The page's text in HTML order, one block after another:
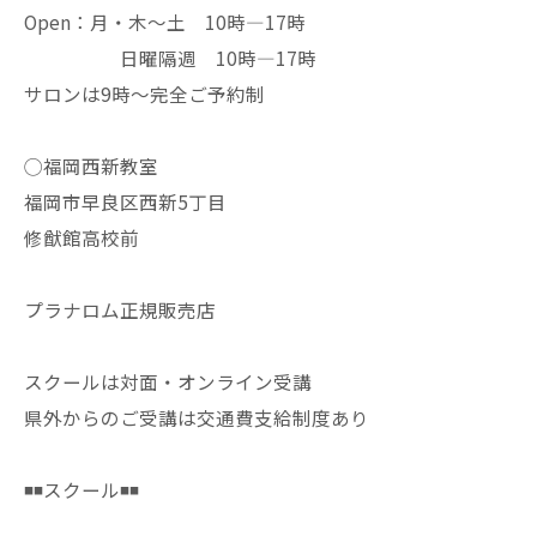
Open：月・木〜土 10時—17時
日曜隔週 10時—17時
サロンは9時〜完全ご予約制
◯福岡西新教室
福岡市早良区西新5丁目
修猷館高校前
プラナロム正規販売店
スクールは対面・オンライン受講
県外からのご受講は交通費支給制度あり
◾️◾️スクール◾️◾️